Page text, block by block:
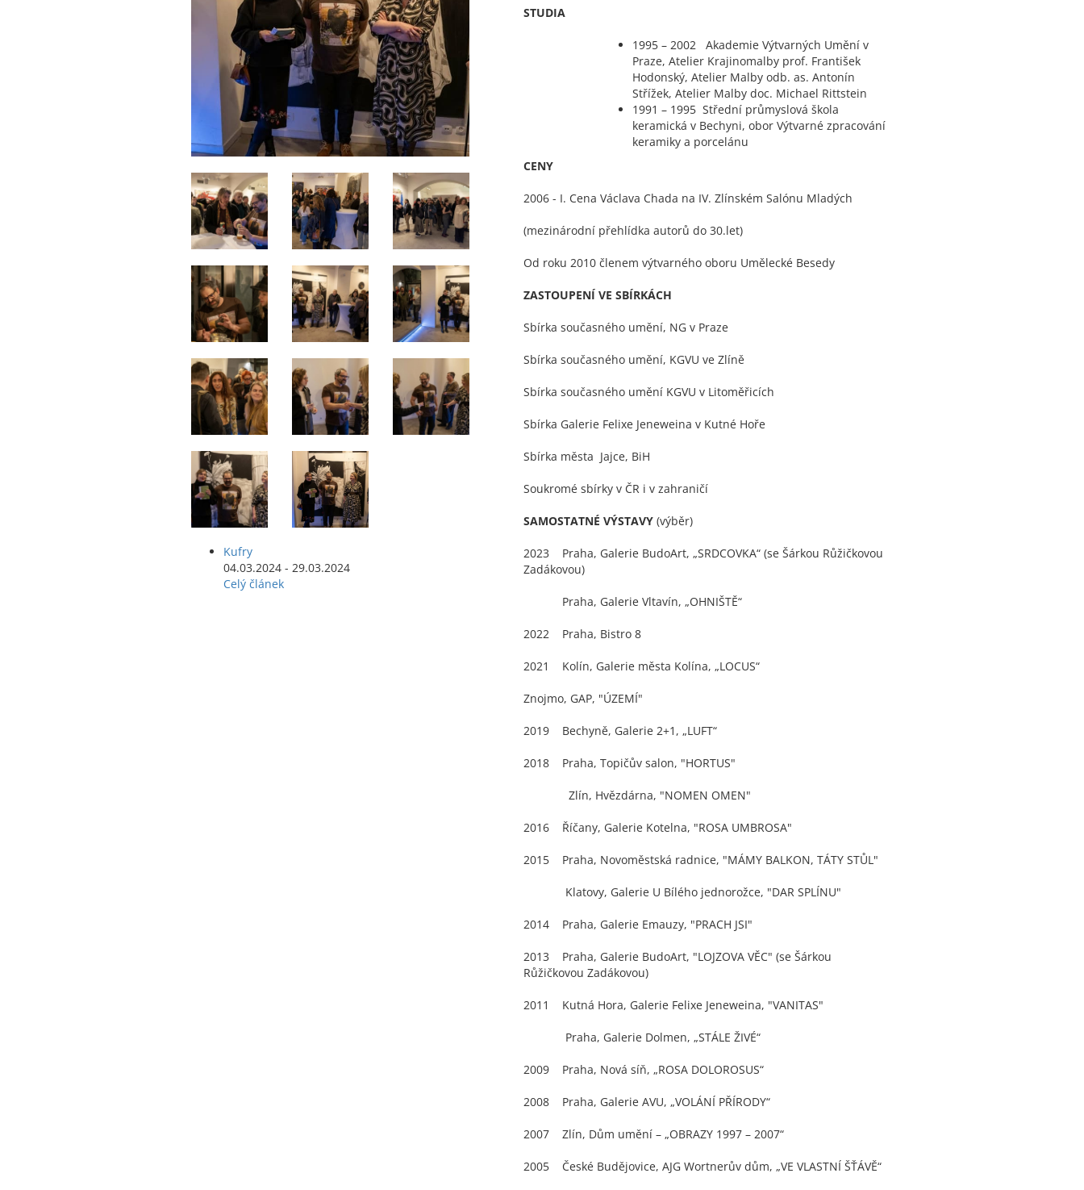
Kufry
04.03.2024 - 29.03.2024
Celý článek
STUDIA
1995 – 2002 Akademie Výtvarných Umění v
Praze, Atelier Krajinomalby prof. František
Hodonský, Atelier Malby odb. as. Antonín
Střížek, Atelier Malby doc. Michael Rittstein
1991 – 1995 Střední průmyslová škola
keramická v Bechyni, obor Výtvarné zpracování
keramiky a porcelánu
CENY
2006 - I. Cena Václava Chada na IV. Zlínském Salónu Mladých
(mezinárodní přehlídka autorů do 30.let)
Od roku 2010 členem výtvarného oboru Umělecké Besedy
ZASTOUPENÍ VE SBÍRKÁCH
Sbírka současného umění, NG v Praze
Sbírka současného umění, KGVU ve Zlíně
Sbírka současného umění KGVU v Litoměřicích
Sbírka Galerie Felixe Jeneweina v Kutné Hoře
Sbírka města Jajce, BiH
Soukromé sbírky v ČR i v zahraničí
SAMOSTATNÉ VÝSTAVY(výběr)
2023 Praha, Galerie BudoArt, „SRDCOVKA“ (se Šárkou Růžičkovou
Zadákovou)
Praha, Galerie Vltavín, „OHNIŠTĚ“
2022 Praha, Bistro 8
2021 Kolín, Galerie města Kolína, „LOCUS“
Znojmo, GAP, "ÚZEMÍ"
2019 Bechyně, Galerie 2+1, „LUFT“
2018 Praha, Topičův salon, "HORTUS"
Zlín, Hvězdárna, "NOMEN OMEN"
2016 Říčany, Galerie Kotelna, "ROSA UMBROSA"
2015 Praha, Novoměstská radnice, "MÁMY BALKON, TÁTY STŮL"
Klatovy, Galerie U Bílého jednorožce, "DAR SPLÍNU"
2014 Praha, Galerie Emauzy, "PRACH JSI"
2013 Praha, Galerie BudoArt, "LOJZOVA VĚC" (se Šárkou
Růžičkovou Zadákovou)
2011 Kutná Hora, Galerie Felixe Jeneweina, "VANITAS"
Praha, Galerie Dolmen, „STÁLE ŽIVÉ“
2009 Praha, Nová síň, „ROSA DOLOROSUS“
2008 Praha, Galerie AVU, „VOLÁNÍ PŘÍRODY“
2007 Zlín, Dům umění – „OBRAZY 1997 – 2007“
2005 České Budějovice, AJG Wortnerův dům, „VE VLASTNÍ ŠŤÁVĚ“